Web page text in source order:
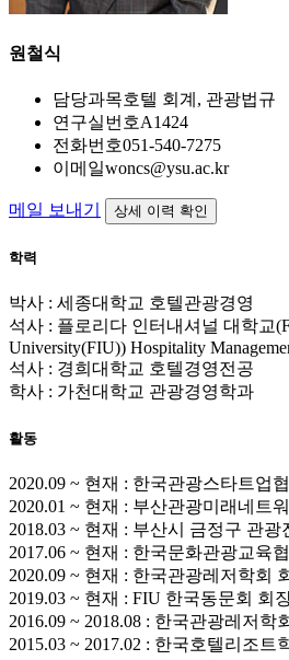
원철식
담당과목호텔 회계, 관광법규
연구실번호A1424
전화번호051-540-7275
이메일woncs@ysu.ac.kr
메일 보내기 상세 이력 확인
학력
박사 : 세종대학교 호텔관광경영
석사 : 플로리다 인터내셔널 대학교
University(FIU)) Hospitality
석사 : 경희대학교 호텔경영전공
학사 : 가천대학교 관광경영학과
활동
2020.09 ~ 현재 : 한국관광스타트업
2020.01 ~ 현재 : 부산관광미래네트
2018.03 ~ 현재 : 부산시 금정구 관광
2017.06 ~ 현재 : 한국문화관광교육
2020.09 ~ 현재 : 한국관광레저학회
2019.03 ~ 현재 : FIU 한국동문회 회
2016.09 ~ 2018.08 : 한국관광레저학
2015.03 ~ 2017.02 : 한국호텔리조트